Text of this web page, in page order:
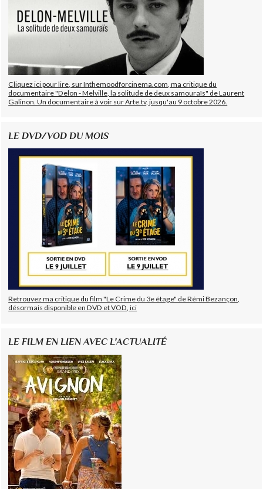
Cliquez ici pour lire, sur Inthemoodforcinema.com, ma critique du
documentaire "Delon - Melville, la solitude de deux samouraïs" de Laurent
Galinon. Un documentaire à voir sur Arte.tv, jusqu'au 9 octobre 2026.
LE DVD/VOD DU MOIS
Retrouvez ma critique du film "Le Crime du 3e étage" de Rémi Bezançon,
désormais disponible en DVD et VOD, ici
LE FILM EN LIEN AVEC L'ACTUALITÉ